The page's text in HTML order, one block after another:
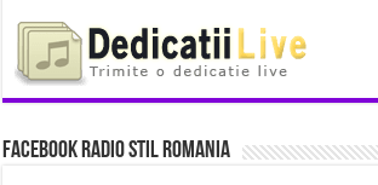
Facebook Radio Stil Romania